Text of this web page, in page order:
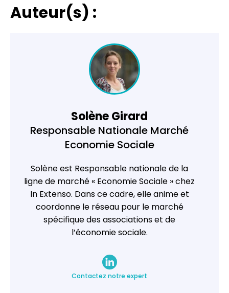
Auteur(s) :
Solène Girard
Responsable Nationale Marché
Economie Sociale
Solène est Responsable nationale de la
ligne de marché « Economie Sociale » chez
In Extenso. Dans ce cadre, elle anime et
coordonne le réseau pour le marché
spécifique des associations et de
l’économie sociale.
Contactez notre expert